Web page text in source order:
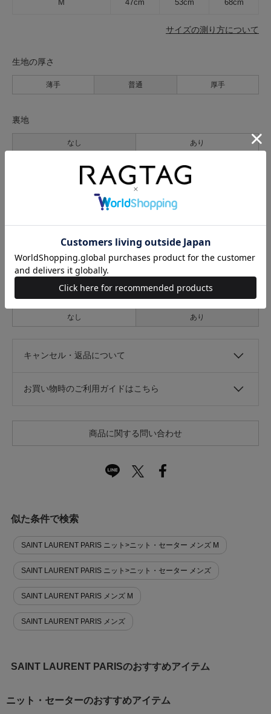
M 47cm 53cm 68cm
サイズの測り方について
生地の厚さ
薄手 普通 厚手
裏地
なし あり
なし あり
なし あり
キャンセル・返品について
お買い物時のご利用ガイドはこちら
商品に関する問い合わせ
似た条件で検索
SAINT LAURENT PARIS ニット>ニット・セーター メンズ M
SAINT LAURENT PARIS ニット>ニット・セーター メンズ
SAINT LAURENT PARIS メンズ M
SAINT LAURENT PARIS メンズ
SAINT LAURENT PARISのおすすめアイテム
ニット・セーターのおすすめアイテム